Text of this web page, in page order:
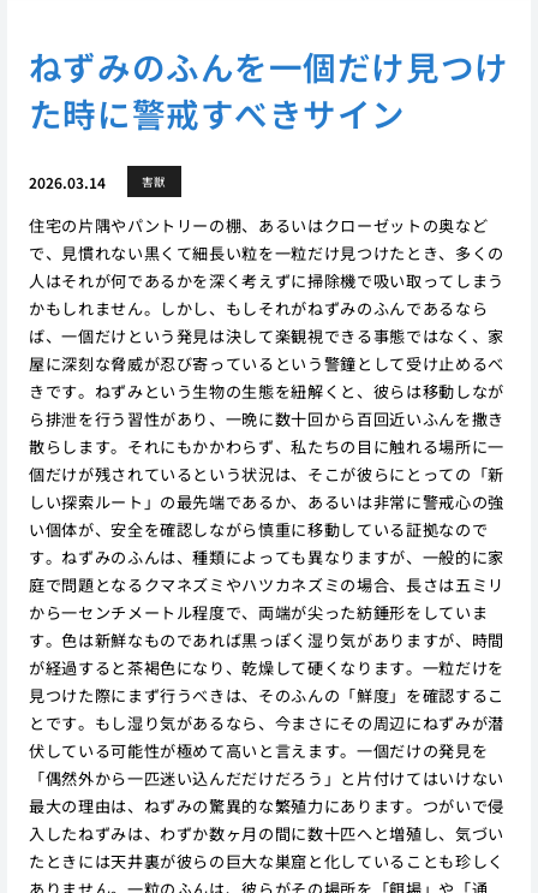
ねずみのふんを一個だけ見つけ
た時に警戒すべきサイン
2026.03.14 害獣
住宅の片隅やパントリーの棚、あるいはクローゼットの奥など
で、見慣れない黒くて細長い粒を一粒だけ見つけたとき、多くの
人はそれが何であるかを深く考えずに掃除機で吸い取ってしまう
かもしれません。しかし、もしそれがねずみのふんであるなら
ば、一個だけという発見は決して楽観視できる事態ではなく、家
屋に深刻な脅威が忍び寄っているという警鐘として受け止めるべ
きです。ねずみという生物の生態を紐解くと、彼らは移動しなが
ら排泄を行う習性があり、一晩に数十回から百回近いふんを撒き
散らします。それにもかかわらず、私たちの目に触れる場所に一
個だけが残されているという状況は、そこが彼らにとっての「新
しい探索ルート」の最先端であるか、あるいは非常に警戒心の強
い個体が、安全を確認しながら慎重に移動している証拠なので
す。ねずみのふんは、種類によっても異なりますが、一般的に家
庭で問題となるクマネズミやハツカネズミの場合、長さは五ミリ
から一センチメートル程度で、両端が尖った紡錘形をしていま
す。色は新鮮なものであれば黒っぽく湿り気がありますが、時間
が経過すると茶褐色になり、乾燥して硬くなります。一粒だけを
見つけた際にまず行うべきは、そのふんの「鮮度」を確認するこ
とです。もし湿り気があるなら、今まさにその周辺にねずみが潜
伏している可能性が極めて高いと言えます。一個だけの発見を
「偶然外から一匹迷い込んだだけだろう」と片付けてはいけない
最大の理由は、ねずみの驚異的な繁殖力にあります。つがいで侵
入したねずみは、わずか数ヶ月の間に数十匹へと増殖し、気づい
たときには天井裏が彼らの巨大な巣窟と化していることも珍しく